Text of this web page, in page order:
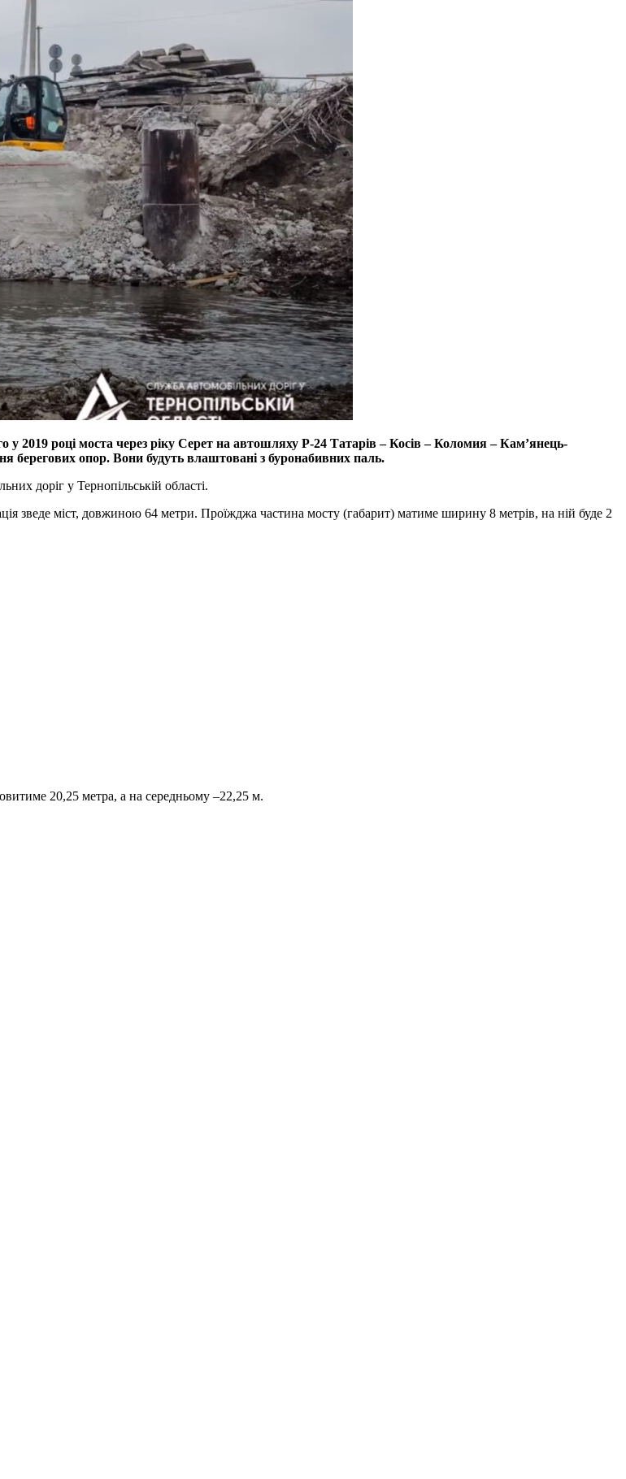
році моста через ріку Серет на автошляху Р-24 Татарів – Косів – Коломия – Кам’янець-
берегових опор. Вони будуть влаштовані з буронабивних паль.
доріг у Тернопільській області.
зведе міст, довжиною 64 метри. Проїжджа частина мосту (габарит) матиме ширину 8 метрів, на ній буде 2
20,25 метра, а на середньому –22,25 м.